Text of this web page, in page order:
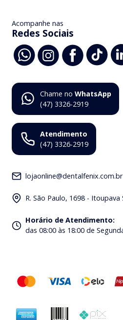
Acompanhe nas
Redes Sociais
Chame no WhatsApp
(47) 3326-2919
Atendimento
(47) 3326-2919
lojaonline@dentalfenix.com.br
R. São Paulo, 1698 - Itoupava
Horário de Atendimento:
das 08:00 às 18:00 de